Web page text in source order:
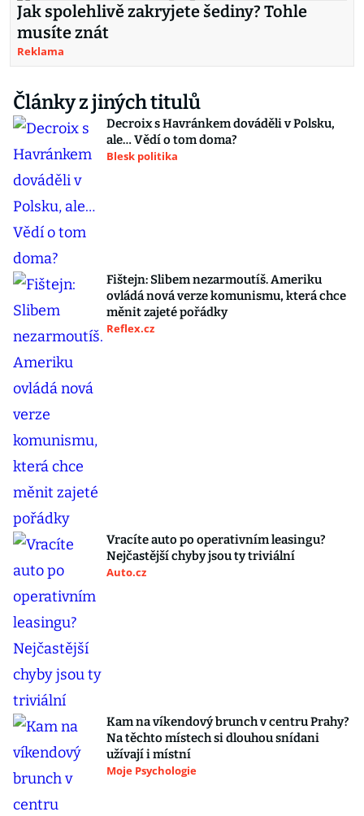
Jak spolehlivě zakryjete šediny? Tohle
musíte znát
Reklama
Články z jiných titulů
Decroix s Havránkem dováděli v Polsku,
ale… Vědí o tom doma?
Blesk politika
Fištejn: Slibem nezarmoutíš. Ameriku
ovládá nová verze komunismu, která chce
měnit zajeté pořádky
Reflex.cz
Vracíte auto po operativním leasingu?
Nejčastější chyby jsou ty triviální
Auto.cz
Kam na víkendový brunch v centru Prahy?
Na těchto místech si dlouhou snídani
užívají i místní
Moje Psychologie